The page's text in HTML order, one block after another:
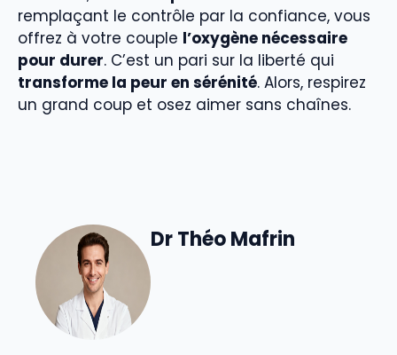
remplaçant le contrôle par la confiance, vous
offrez à votre couple l’oxygène nécessaire
pour durer. C’est un pari sur la liberté qui
transforme la peur en sérénité. Alors, respirez
un grand coup et osez aimer sans chaînes.
Dr Théo Mafrin